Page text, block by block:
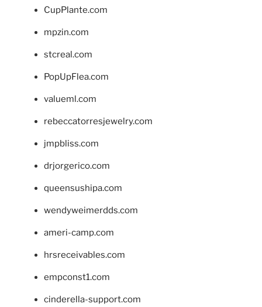
CupPlante.com
mpzin.com
stcreal.com
PopUpFlea.com
valueml.com
rebeccatorresjewelry.com
jmpbliss.com
drjorgerico.com
queensushipa.com
wendyweimerdds.com
ameri-camp.com
hrsreceivables.com
empconst1.com
cinderella-support.com